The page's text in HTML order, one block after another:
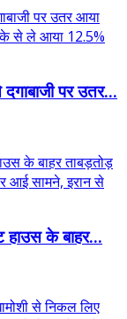
पर उतर...
हाउस के बाहर...